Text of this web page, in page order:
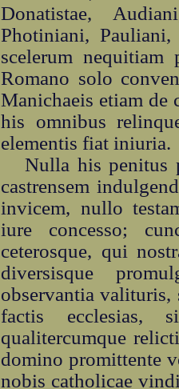
Donatistae,
Photiniani,
scelerum nequitiam
Romano solo
Manichaeis etiam
his omnibus
elementis fiat iniuria.
Nulla his penitus
castrensem
invicem, nullo
iure concesso;
ceterosque, qui
diversisque
observantia
factis ecclesias,
qualitercumque
domino promittente
nobis catholicae